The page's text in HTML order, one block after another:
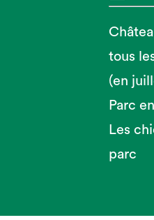
tous
(en
Parc
Les
parc